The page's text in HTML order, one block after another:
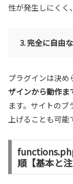
性が発生しにくく
3. 完全に自由
プラグインは決め
ザインから動作ま
ます。サイトのブ
上げることも可能
順【基本と注